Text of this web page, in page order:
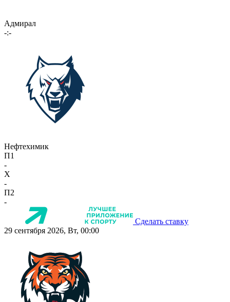
Адмирал
-:-
Нефтехимик
П1
-
X
-
П2
-
Сделать ставку
29 сентября 2026, Вт, 00:00